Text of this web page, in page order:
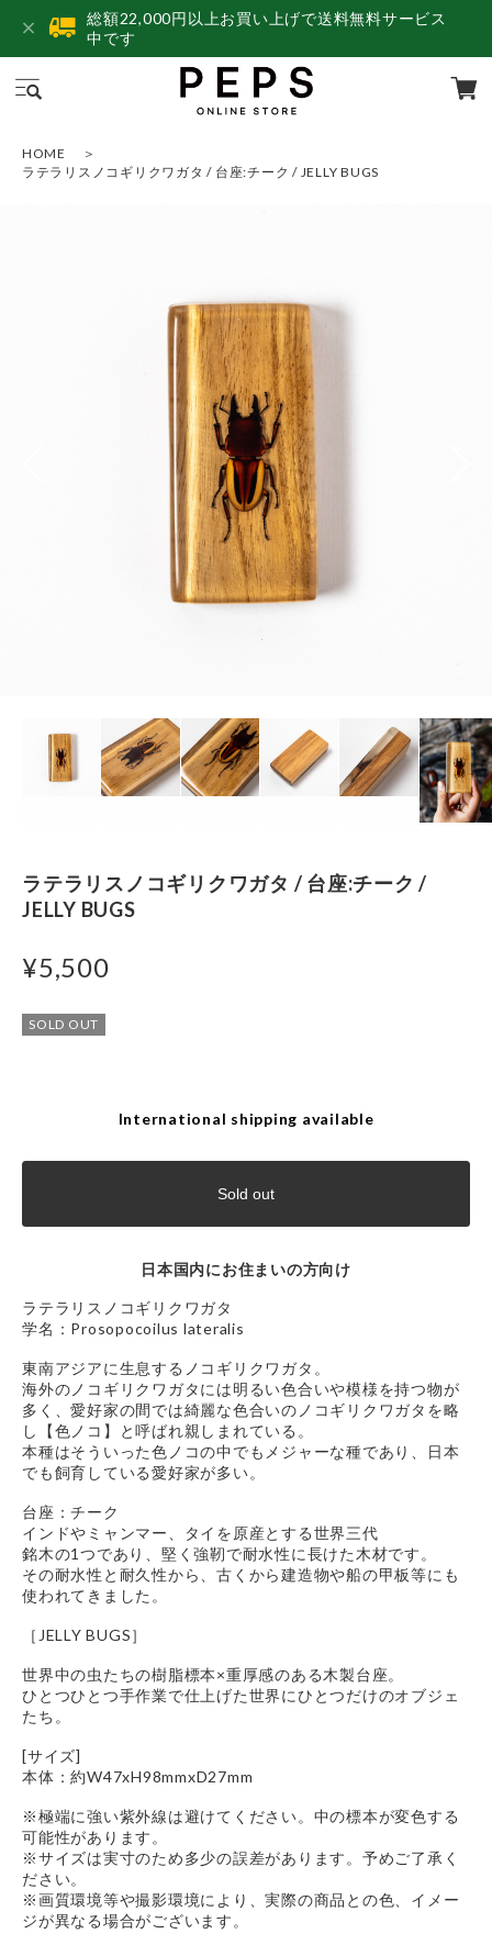
総額22,000円以上お買い上げで送料無料サービス
中です
HOME
ラテラリスノコギリクワガタ / 台座:チーク / JELLY BUGS
ラテラリスノコギリクワガタ / 台座:チーク /
JELLY BUGS
¥5,500
SOLD OUT
International shipping available
Sold out
日本国内にお住まいの方向け
ラテラリスノコギリクワガタ
学名：Prosopocoilus lateralis
東南アジアに生息するノコギリクワガタ。
海外のノコギリクワガタには明るい色合いや模様を持つ物が
多く、愛好家の間では綺麗な色合いのノコギリクワガタを略
し【色ノコ】と呼ばれ親しまれている。
本種はそういった色ノコの中でもメジャーな種であり、日本
でも飼育している愛好家が多い。
台座：チーク
インドやミャンマー、タイを原産とする世界三代
銘木の1つであり、堅く強靭で耐水性に長けた木材です。
その耐水性と耐久性から、古くから建造物や船の甲板等にも
使われてきました。
［JELLY BUGS］
世界中の虫たちの樹脂標本×重厚感のある木製台座。
ひとつひとつ手作業で仕上げた世界にひとつだけのオブジェ
たち。
[サイズ]
本体：約W47xH98mmxD27mm
※極端に強い紫外線は避けてください。中の標本が変色する
可能性があります。
※サイズは実寸のため多少の誤差があります。予めご了承く
ださい。
※画質環境等や撮影環境により、実際の商品との色、イメー
ジが異なる場合がございます。